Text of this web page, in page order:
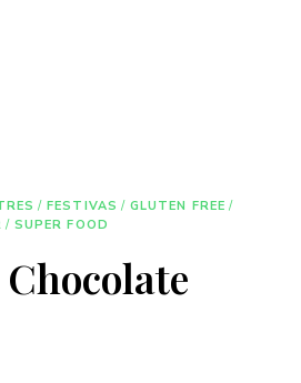
/ FESTIVAS / GLUTEN FREE /
/ SUPER FOOD